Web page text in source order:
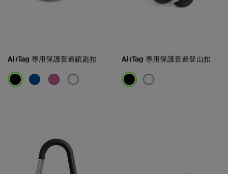
AirTag 專用保護套連鎖匙扣 AirTag 專用保護套連登山扣